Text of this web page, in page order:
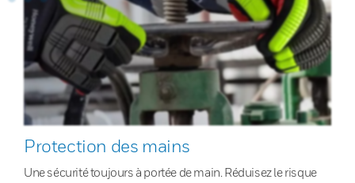
Protection des mains
Une sécurité toujours à portée de main. Réduisez le risque